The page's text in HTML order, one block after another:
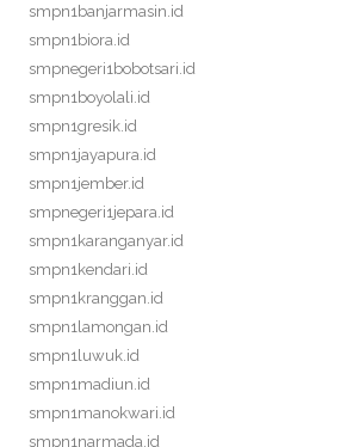
smpn1banjarmasin.id
smpn1biora.id
smpnegeri1bobotsari.id
smpn1boyolali.id
smpn1gresik.id
smpn1jayapura.id
smpn1jember.id
smpnegeri1jepara.id
smpn1karanganyar.id
smpn1kendari.id
smpn1kranggan.id
smpn1lamongan.id
smpn1luwuk.id
smpn1madiun.id
smpn1manokwari.id
smpn1narmada.id